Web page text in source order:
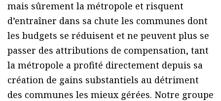
mais sûrement la métropole et risquent
d’entraîner dans sa chute les communes dont
les budgets se réduisent et ne peuvent plus se
passer des attributions de compensation, tant
la métropole a profité directement depuis sa
création de gains substantiels au détriment
des communes les mieux gérées. Notre groupe